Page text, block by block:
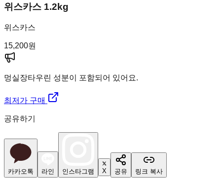
위스카스 1.2kg
위스카스
15,200원
멍실장타우린 성분이 포함되어 있어요.
최저가 구매
공유하기
카카오톡 라인 인스타그램 X 공유 링크 복사